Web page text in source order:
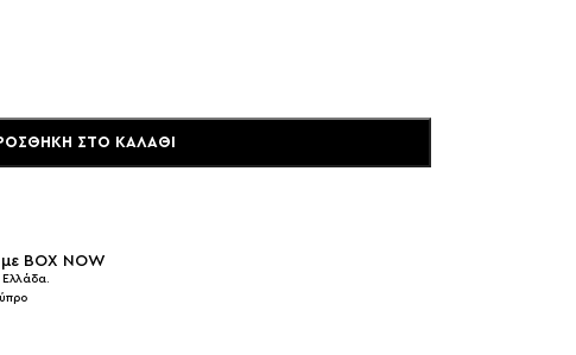
ΣΤΟ ΚΑΛΆΘΙ
BOX NOW
Ελλάδα.